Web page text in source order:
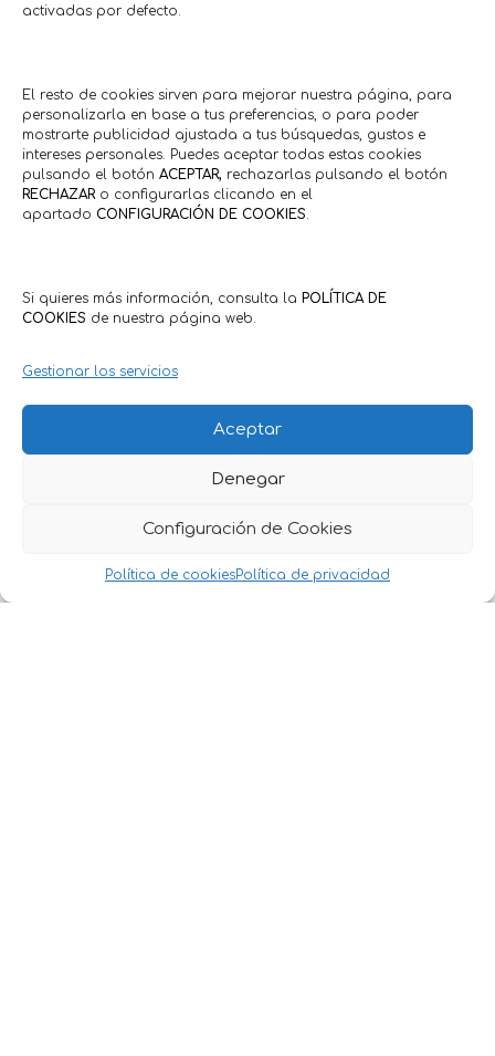
activadas por defecto.
El resto de cookies sirven para mejorar nuestra página, para
personalizarla en base a tus preferencias, o para poder
mostrarte publicidad ajustada a tus búsquedas, gustos e
intereses personales. Puedes aceptar todas estas cookies
pulsando el botón ACEPTAR, rechazarlas pulsando el botón
RECHAZARo configurarlas clicando en el
apartado CONFIGURACIÓN DE COOKIES.
Si quieres más información, consulta la POLÍTICA DE
COOKIES de nuestra página web.
Gestionar los servicios
Aceptar
Denegar
Configuración de Cookies
Política de cookiesPolítica de privacidad
Regalo limpieza de cutis
Salud • Belleza
Elua Estética
Hasta 1/10/2026
20%
Comercios en actívaTe